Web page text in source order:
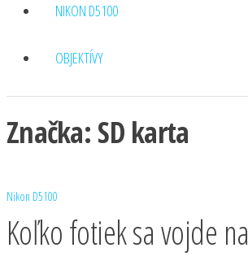
NIKON D5100
OBJEKTÍVY
Značka: SD karta
Nikon D5100
Koľko fotiek sa vojde na